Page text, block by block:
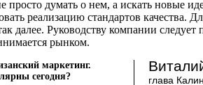
просто думать о нем, а искать новые
реализацию стандартов качества.
далее. Руководству компании следует
рынком.
глава
маркетинг.
сегодня?